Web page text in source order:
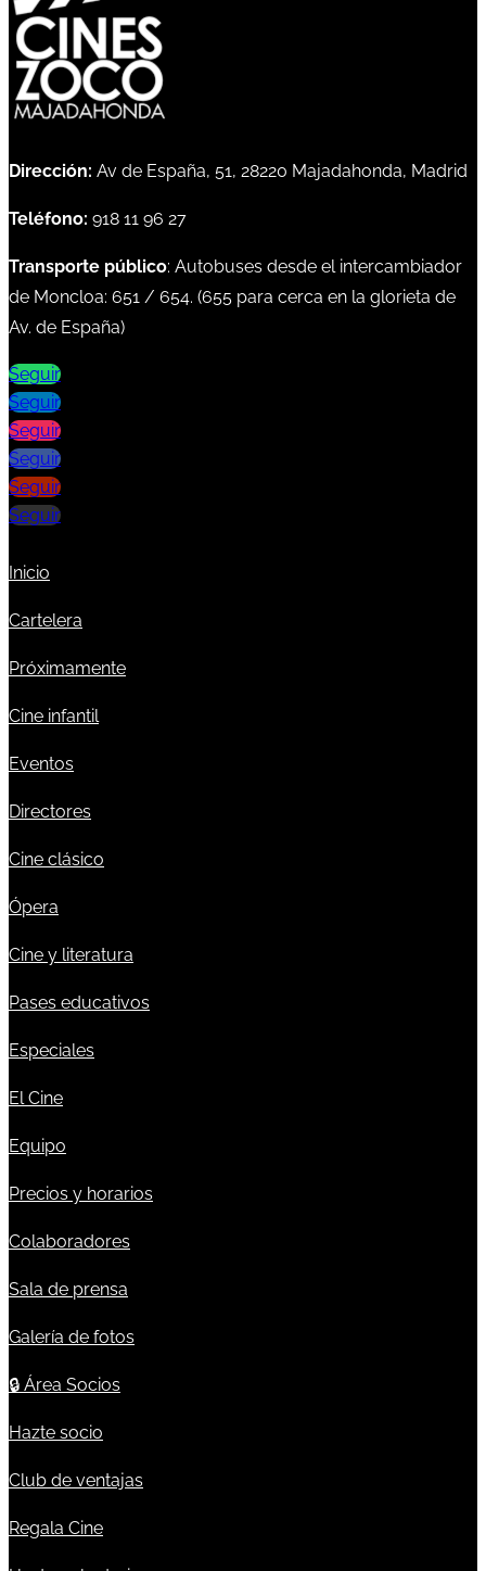
Dirección: Av de España, 51, 28220 Majadahonda, Madrid
Teléfono: 918 11 96 27
Transporte público: Autobuses desde el intercambiador
de Moncloa: 651 / 654. (655 para cerca en la glorieta de
Av. de España)
Seguir
Seguir
Seguir
Seguir
Seguir
Seguir
Inicio
Cartelera
Próximamente
Cine infantil
Eventos
Directores
Cine clásico
Ópera
Cine y literatura
Pases educativos
Especiales
El Cine
Equipo
Precios y horarios
Colaboradores
Sala de prensa
Galería de fotos
🔒 Área Socios
Hazte socio
Club de ventajas
Regala Cine